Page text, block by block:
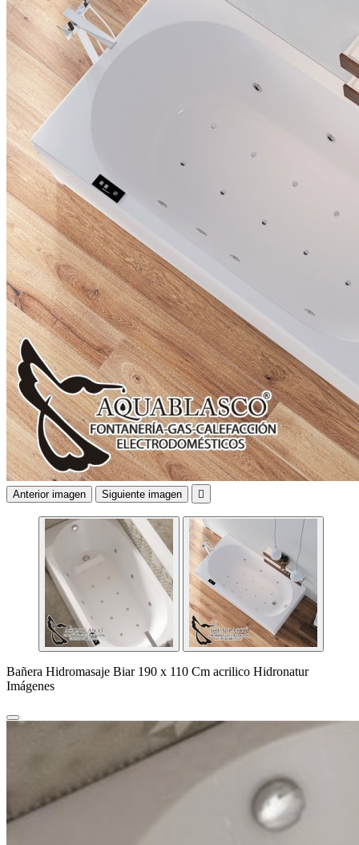
Anterior imagen Siguiente imagen 
Bañera Hidromasaje Biar 190 x 110 Cm acrilico Hidronatur
Imágenes